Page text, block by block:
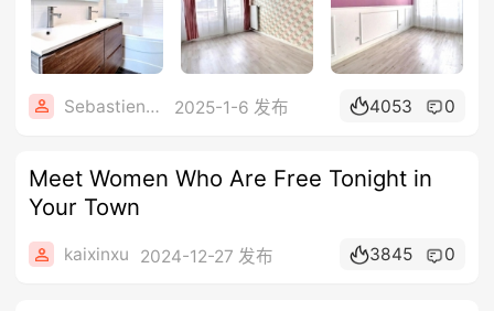
Sebastien8899 2025-1-6 发布 4053 0
Meet Women Who Are Free Tonight in
Your Town
kaixinxu 2024-12-27 发布 3845 0